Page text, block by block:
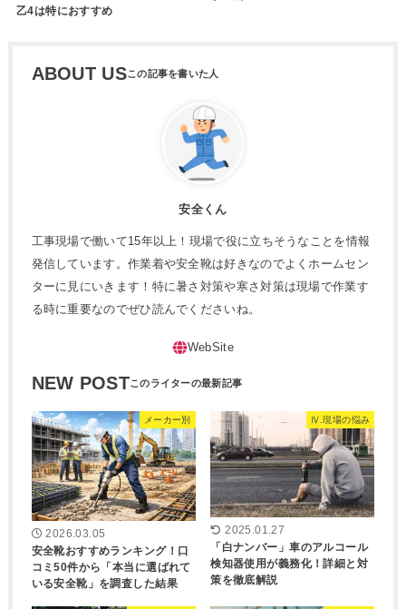
乙4は特におすすめ
ABOUT US
安全くん
工事現場で働いて15年以上！現場で役に立ちそうなことを情報
発信しています。作業着や安全靴は好きなのでよくホームセン
ターに見にいきます！特に暑さ対策や寒さ対策は現場で作業す
る時に重要なのでぜひ読んでくださいね。
NEW POST
メーカー別
2026.03.05
安全靴おすすめランキング！口
コミ50件から「本当に選ばれて
いる安全靴」を調査した結果
Ⅳ.現場の悩み
2025.01.27
「白ナンバー」車のアルコール
検知器使用が義務化！詳細と対
策を徹底解説